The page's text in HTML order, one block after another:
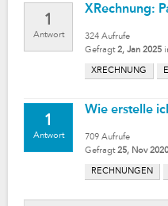
1
Antwort
XRechnung:
324 Aufrufe
Gefragt 2, Jan 2025
XRECHNUNG
1
Antwort
Wie erstelle
709 Aufrufe
Gefragt 25, Nov 2020
RECHNUNGEN